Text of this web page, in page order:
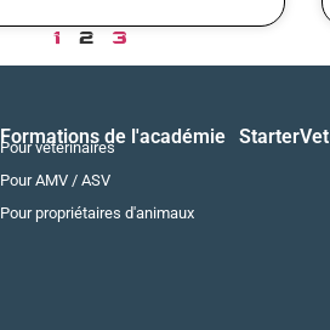
1 2 3
Formations de l'académie
Pour vétérinaires
Pour AMV / ASV
Pour propriétaires d'animaux
StarterVet